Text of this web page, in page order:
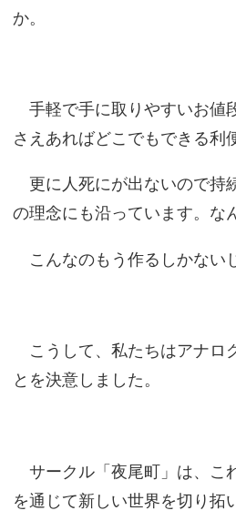
か。
手軽で手に取りやすいお値
さえあればどこでもできる利
更に人死にが出ないので持
の理念にも沿っています。な
こんなのもう作るしかない
こうして、私たちはアナロ
とを決意しました。
サークル「夜尾町」は、こ
を通じて新しい世界を切り拓